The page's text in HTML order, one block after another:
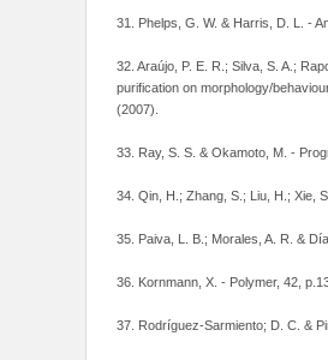
31. Phelps, G. W. & Harris, D. L. -
32. Araújo, P. E. R.; Silva, S. A.;
purification on morphology/
(2007).
33. Ray, S. S. & Okamoto, M. -
34. Qin, H.; Zhang, S.; Liu, H.; Xie,
35. Paiva, L. B.; Morales, A. R. &
36. Kornmann, X. - Polymer, 42,
37. Rodríguez-Sarmiento; D. C. &